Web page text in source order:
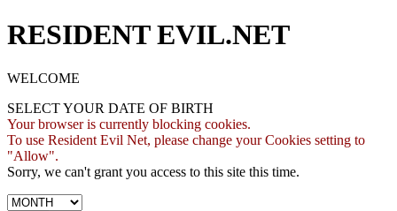
RESIDENT EVIL.NET
WELCOME
SELECT YOUR DATE OF BIRTH
Your browser is currently blocking cookies.
To use Resident Evil Net, please change your Cookies setting to
"Allow".
Sorry, we can't grant you access to this site this time.